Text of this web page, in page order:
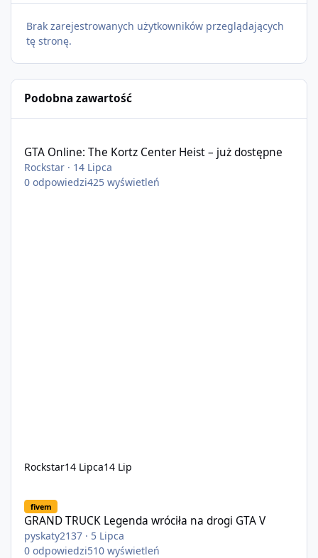
Brak zarejestrowanych użytkowników przeglądających
tę stronę.
Podobna zawartość
GTA Online: The Kortz Center Heist – już dostępne
Rockstar · 14 Lipca
0 odpowiedzi425 wyświetleń
Rockstar14 Lipca14 Lip
fivem
GRAND TRUCK Legenda wróciła na drogi GTA V
pyskaty2137 · 5 Lipca
0 odpowiedzi510 wyświetleń